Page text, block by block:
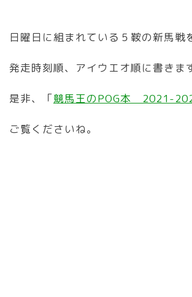
日曜日に組まれている５鞍の新馬戦
発走時刻順、アイウエオ順に書きま
是非、「競馬王のPOG本 2021-
ご覧くださいね。